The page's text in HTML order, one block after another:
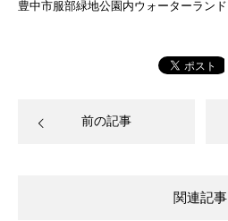
豊中市服部緑地公園内ウォーターランド
前の記事
関連記事